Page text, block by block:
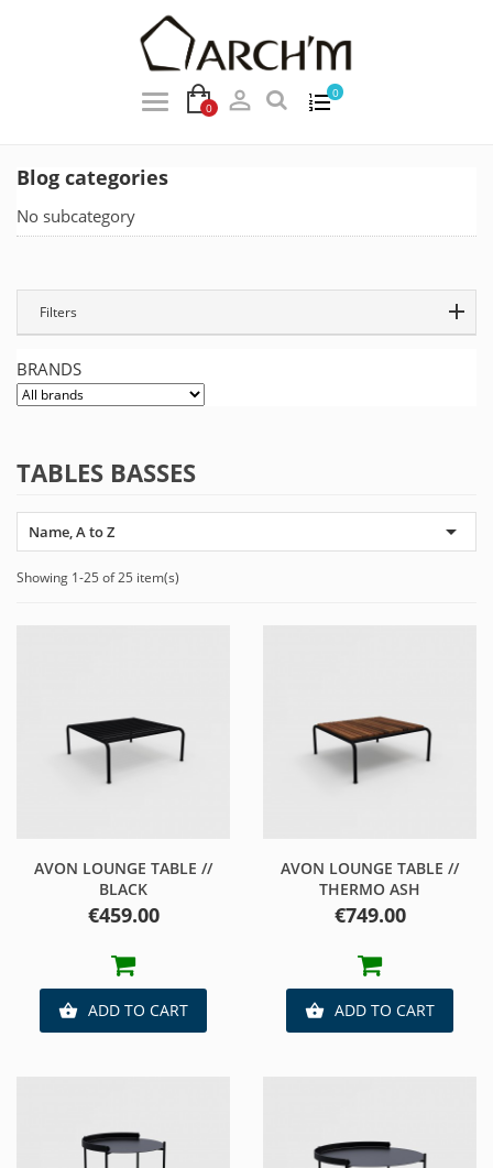
0
0

Blog categories
No subcategory
Filters
BRANDS
TABLES BASSES
Name, A to Z 
Showing 1-25 of 25 item(s)
AVON LOUNGE TABLE //
BLACK
Price
€459.00
 ADD TO CART
AVON LOUNGE TABLE //
THERMO ASH
Price
€749.00
 ADD TO CART